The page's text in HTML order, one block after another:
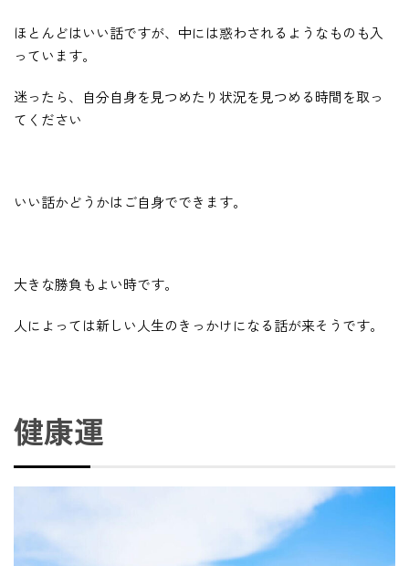
ほとんどはいい話ですが、中には惑わされるようなものも入
っています。
迷ったら、自分自身を見つめたり状況を見つめる時間を取っ
てください
いい話かどうかはご自身でできます。
大きな勝負もよい時です。
人によっては新しい人生のきっかけになる話が来そうです。
健康運